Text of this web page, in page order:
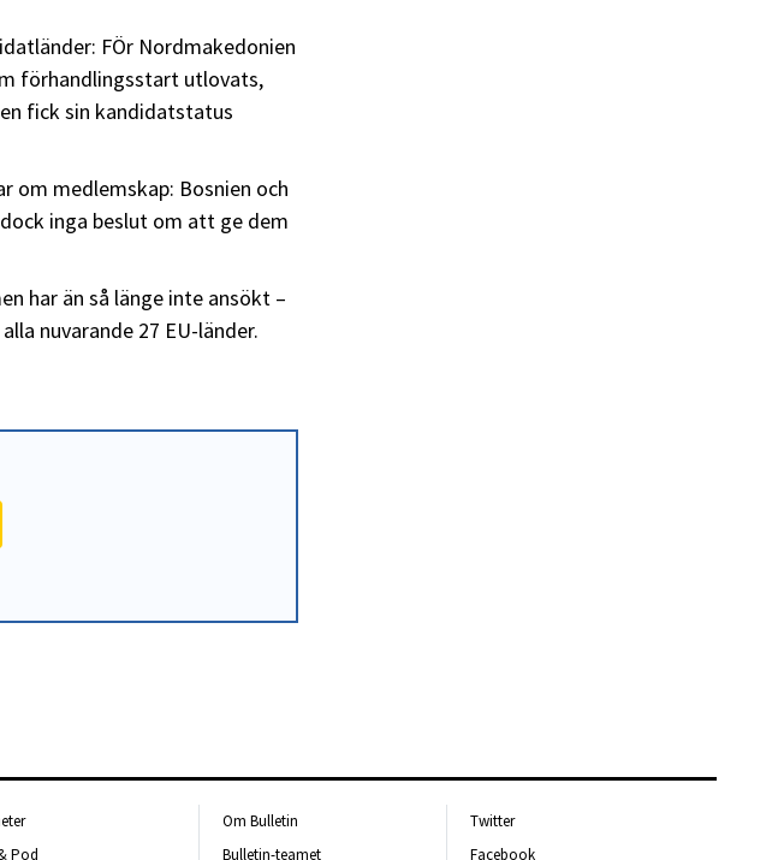
FÖr Nordmakedonien
förhandlingsstart utlovats,
fick sin kandidatstatus
om medlemskap: Bosnien och
inga beslut om att ge dem
har än så länge inte ansökt –
nuvarande 27 EU-länder.
Pod
Om Bulletin
Bulletin-teamet
Twitter
Facebook